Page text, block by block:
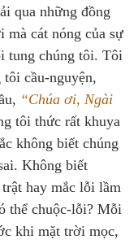
qua những đồng
mà cát nóng của sự
tung chúng tôi. Tôi
tôi cầu-nguyện,
“Chúa ơi, Ngài
tôi thức rất khuya
không biết chúng
Không biết
hay mắc lỗi lầm
thể chuộc-lỗi? Mỗi
khi mặt trời mọc,